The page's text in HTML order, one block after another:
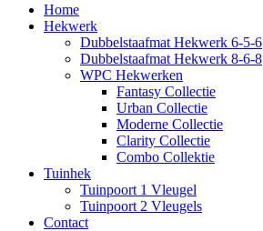
Home
Hekwerk
Dubbelstaafmat Hekwerk 6-5-6
Dubbelstaafmat Hekwerk 8-6-8
WPC Hekwerken
Fantasy Collectie
Urban Collectie
Moderne Collectie
Clarity Collectie
Combo Collektie
Tuinhek
Tuinpoort 1 Vleugel
Tuinpoort 2 Vleugels
Contact